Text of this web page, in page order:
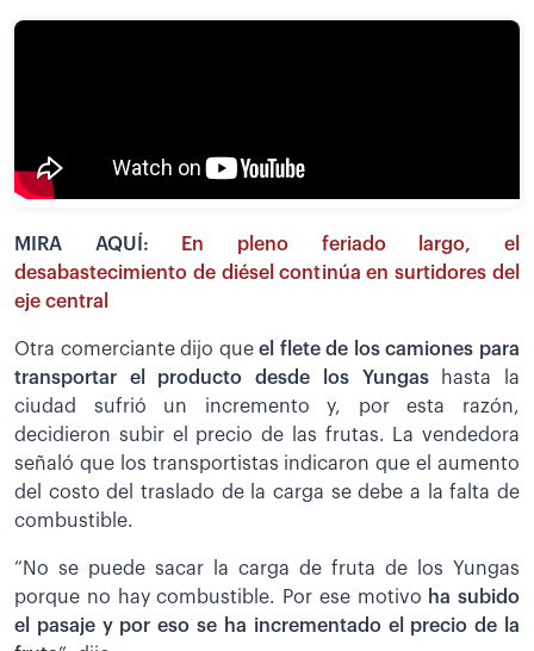
MIRA AQUÍ:
En pleno feriado largo, el
desabastecimiento de diésel continúa en surtidores del
eje central
Otra comerciante dijo queel flete de los camiones para
transportar el producto desde los Yungas
hasta la
ciudad sufrió un incremento y, por esta razón,
decidieron subir el precio de las frutas. La vendedora
señaló que los transportistas indicaron que el aumento
del costo del traslado de la carga se debe a la falta de
combustible.
“No se puede sacar la carga de fruta de los Yungas
porque no hay combustible. Por ese motivo ha subido
el pasaje y por eso se ha incrementado el precio de la